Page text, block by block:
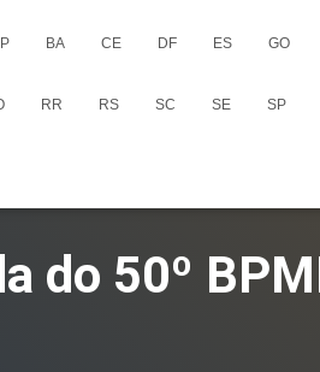
BA CE DF ES GO
RR RS SC SE SP
do 50º